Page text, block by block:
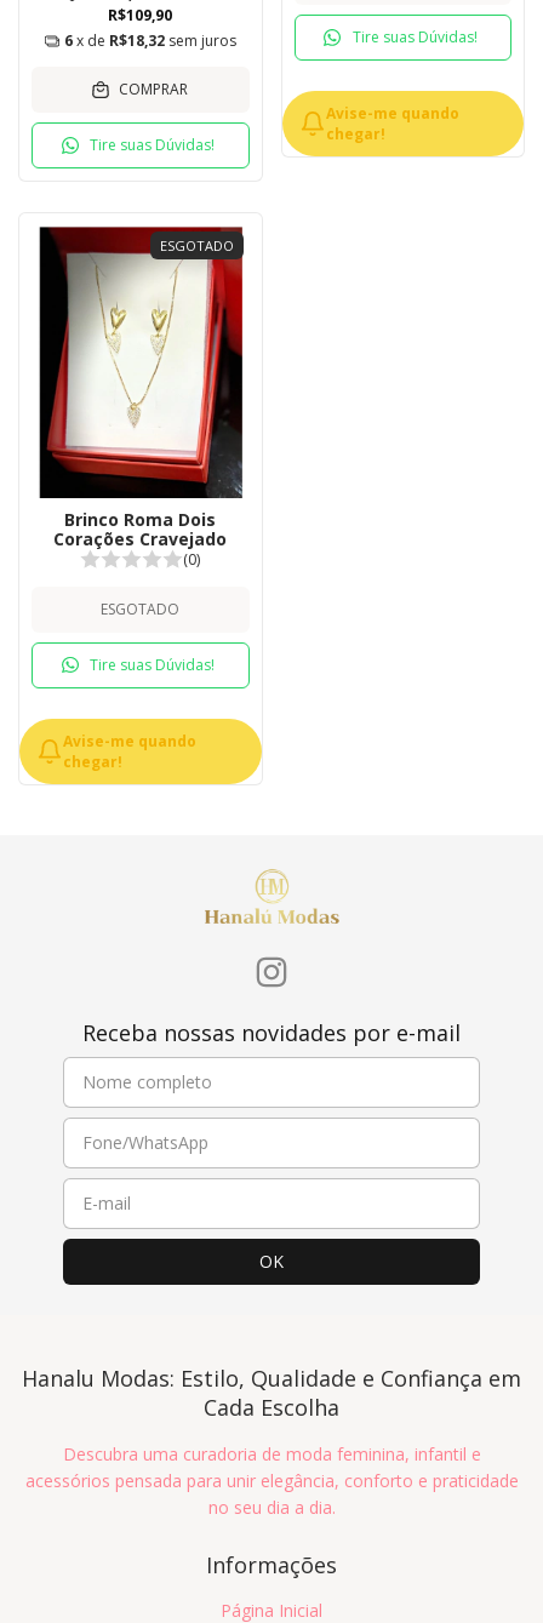
R$109,90
6x de R$18,32 sem juros
COMPRAR
Tire suas Dúvidas!
Tire suas Dúvidas!
Avise-me quando
chegar!
ESGOTADO
Brinco Roma Dois
Corações Cravejado
(0)
ESGOTADO
Tire suas Dúvidas!
Avise-me quando
chegar!
Receba nossas novidades por e-mail
Hanalu Modas: Estilo, Qualidade e Confiança em
Cada Escolha
Descubra uma curadoria de moda feminina, infantil e
acessórios pensada para unir elegância, conforto e praticidade
no seu dia a dia.
Informações
Página Inicial